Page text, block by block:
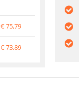
€75,79
€73,89